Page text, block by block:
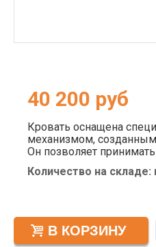
40 200 руб
Кровать оснащена
механизмом,
Он позволяет
избегая появления
явлений.
Количество на складе: